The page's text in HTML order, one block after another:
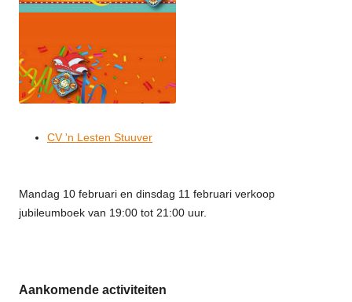
CV 'n Lesten Stuuver
Mandag 10 februari en dinsdag 11 februari verkoop
jubileumboek van 19:00 tot 21:00 uur.
Aankomende activiteiten